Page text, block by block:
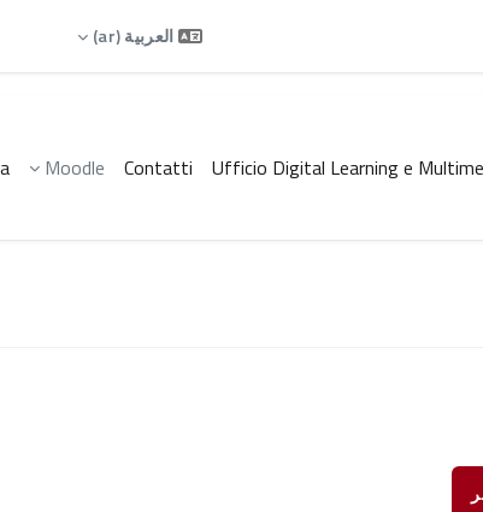
العربية ‎(ar)‎
Ufficio Digital Learning e
Contatti
Moodle